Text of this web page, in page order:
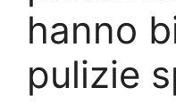
hanno
pulizie